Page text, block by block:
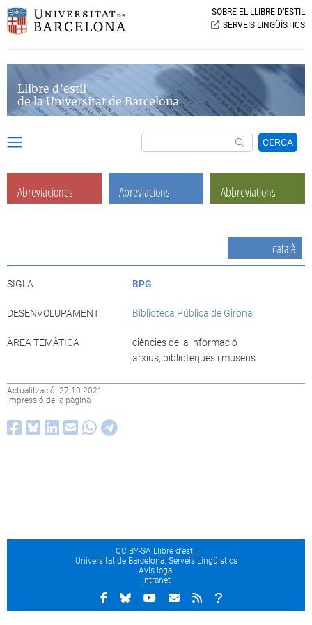
SOBRE EL LLIBRE D’ESTIL
SERVEIS LINGÜÍSTICS
Llibre d’estil
de la Universitat de Barcelona
CERCA
Abreviaciones Abreviacions Abbreviations
català
SIGLA BPG
DESENVOLUPAMENT Biblioteca Pública de Girona
ÀREA TEMÀTICA
ciències de la informació
arxius, biblioteques i museus
Actualització: 27-10-2021
Impressió de la pàgina
CC BY-SA Llibre d’estil
Universitat de Barcelona. Serveis Lingüístics
Avís legal
Intranet